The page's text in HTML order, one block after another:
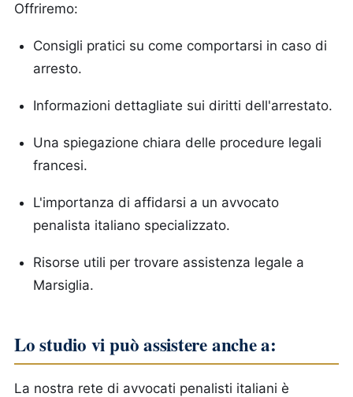
Offriremo:
Consigli pratici su come comportarsi in caso di
arresto.
Informazioni dettagliate sui diritti dell'arrestato.
Una spiegazione chiara delle procedure legali
francesi.
L'importanza di affidarsi a un avvocato
penalista italiano specializzato.
Risorse utili per trovare assistenza legale a
Marsiglia.
Lo studio vi può assistere anche a:
La nostra rete di avvocati penalisti italiani è